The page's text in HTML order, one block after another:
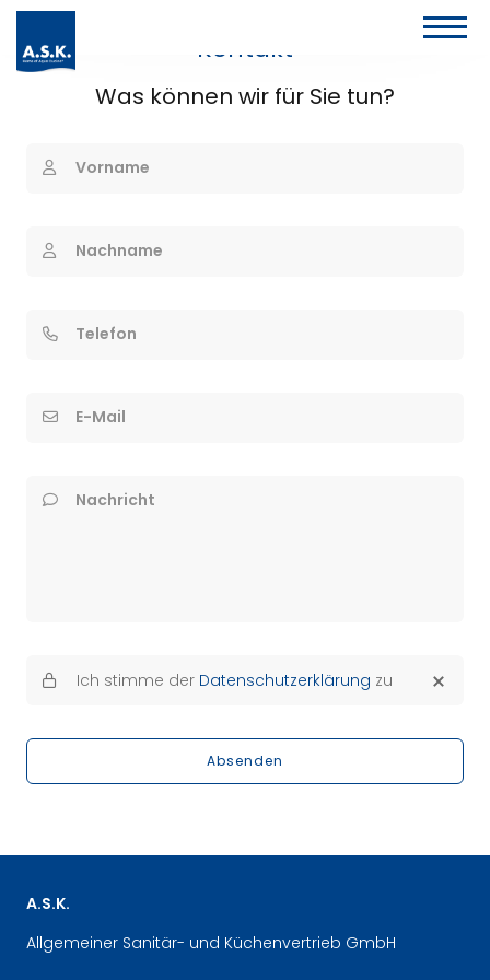
Kontakt
Was können wir für Sie tun?
Vorname
Nachname
Telefon
E-Mail
Nachricht
Ich stimme der Datenschutzerklärung zu
Absenden
A.S.K.
Allgemeiner Sanitär- und Küchenvertrieb GmbH